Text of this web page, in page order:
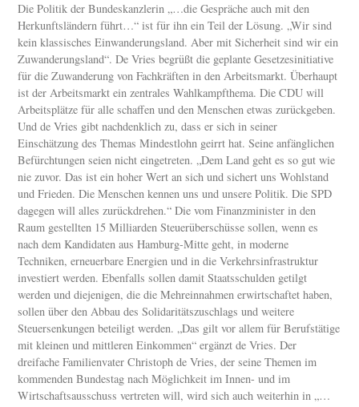
Die Politik der Bundeskanzlerin „…die Gespräche auch mit den
Herkunftsländern führt…“ ist für ihn ein Teil der Lösung. „Wir sind
kein klassisches Einwanderungsland. Aber mit Sicherheit sind wir ein
Zuwanderungsland“. De Vries begrüßt die geplante Gesetzesinitiative
für die Zuwanderung von Fachkräften in den Arbeitsmarkt. Überhaupt
ist der Arbeitsmarkt ein zentrales Wahlkampfthema. Die CDU will
Arbeitsplätze für alle schaffen und den Menschen etwas zurückgeben.
Und de Vries gibt nachdenklich zu, dass er sich in seiner
Einschätzung des Themas Mindestlohn geirrt hat. Seine anfänglichen
Befürchtungen seien nicht eingetreten. „Dem Land geht es so gut wie
nie zuvor. Das ist ein hoher Wert an sich und sichert uns Wohlstand
und Frieden. Die Menschen kennen uns und unsere Politik. Die SPD
dagegen will alles zurückdrehen.“ Die vom Finanzminister in den
Raum gestellten 15 Milliarden Steuerüberschüsse sollen, wenn es
nach dem Kandidaten aus Hamburg-Mitte geht, in moderne
Techniken, erneuerbare Energien und in die Verkehrsinfrastruktur
investiert werden. Ebenfalls sollen damit Staatsschulden getilgt
werden und diejenigen, die die Mehreinnahmen erwirtschaftet haben,
sollen über den Abbau des Solidaritätszuschlags und weitere
Steuersenkungen beteiligt werden. „Das gilt vor allem für Berufstätige
mit kleinen und mittleren Einkommen“ ergänzt de Vries. Der
dreifache Familienvater Christoph de Vries, der seine Themen im
kommenden Bundestag nach Möglichkeit im Innen- und im
Wirtschaftsausschuss vertreten will, wird sich auch weiterhin in „…